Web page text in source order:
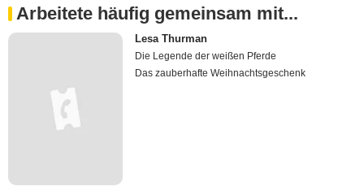
Arbeitete häufig gemeinsam mit...
Lesa Thurman
Die Legende der weißen Pferde
Das zauberhafte Weihnachtsgeschenk